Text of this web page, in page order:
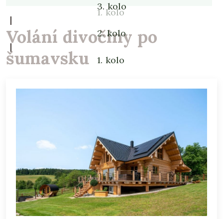
1. kolo
3. kolo
|
2. kolo
|
1. kolo
Volání divočiny po
šumavsku